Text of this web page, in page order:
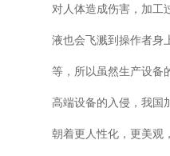
对人体造成伤害，加工
液也会飞溅到操作者身
等，所以虽然生产设备
高端设备的入侵，我国
朝着更人性化，更美观